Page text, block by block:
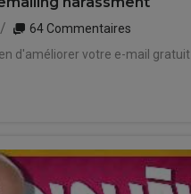
64 Commentaires
d'améliorer votre e-mail gratuit